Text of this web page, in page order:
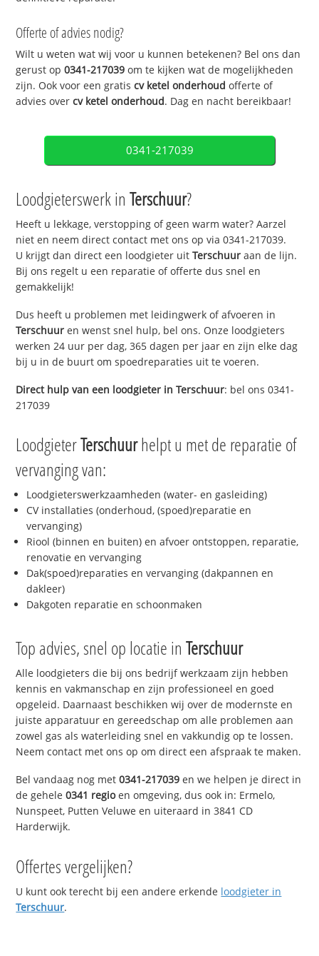
Offerte of advies nodig?
Wilt u weten wat wij voor u kunnen betekenen? Bel ons dan
gerust op0341-217039 om te kijken wat de mogelijkheden
zijn. Ook voor een gratiscv ketel onderhoud offerte of
advies overcv ketel onderhoud. Dag en nacht bereikbaar!
0341-217039
Loodgieterswerk inTerschuur?
Heeft u lekkage, verstopping of geen warm water? Aarzel
niet en neem direct contact met ons op via 0341-217039.
U krijgt dan direct een loodgieter uitTerschuur aan de lijn.
Bij ons regelt u een reparatie of offerte dus snel en
gemakkelijk!
Dus heeft u problemen met leidingwerk of afvoeren in
Terschuur en wenst snel hulp, bel ons. Onze loodgieters
werken 24 uur per dag, 365 dagen per jaar en zijn elke dag
bij u in de buurt om spoedreparaties uit te voeren.
Direct hulp van een loodgieter inTerschuur: bel ons 0341-
217039
LoodgieterTerschuurhelpt u met de reparatie of
vervanging van:
Loodgieterswerkzaamheden (water- en gasleiding)
CV installaties (onderhoud, (spoed)reparatie en
vervanging)
Riool (binnen en buiten) en afvoer ontstoppen, reparatie,
renovatie en vervanging
Dak(spoed)reparaties en vervanging (dakpannen en
dakleer)
Dakgoten reparatie en schoonmaken
Top advies, snel op locatie inTerschuur
Alle loodgieters die bij ons bedrijf werkzaam zijn hebben
kennis en vakmanschap en zijn professioneel en goed
opgeleid. Daarnaast beschikken wij over de modernste en
juiste apparatuur en gereedschap om alle problemen aan
zowel gas als waterleiding snel en vakkundig op te lossen.
Neem contact met ons op om direct een afspraak te maken.
Bel vandaag nog met0341-217039 en we helpen je direct in
de gehele0341 regioen omgeving, dus ook in: Ermelo,
Nunspeet, Putten Veluwe en uiteraard in 3841 CD
Harderwijk.
Offertes vergelijken?
U kunt ook terecht bij een andere erkende loodgieter in
Terschuur.